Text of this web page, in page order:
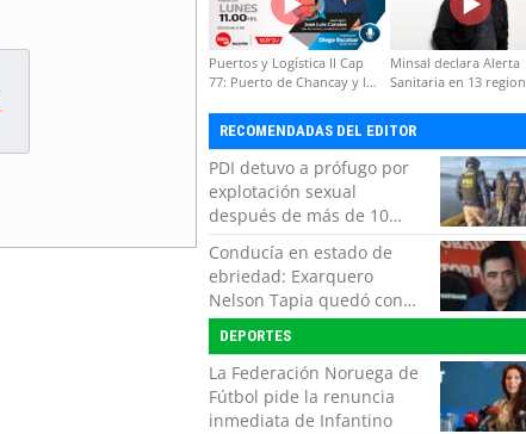
Puertos y Logística II Cap
77: Puerto de Chancay y la
Minsal declara Alerta
Sanitaria en 13
RECOMENDADAS DEL EDITOR
PDI detuvo a prófugo por
explotación sexual
después de más de 10
horas de navegación en la
zona austral
Conducía en estado de
ebriedad: Exarquero
Nelson Tapia quedó con
lesiones graves tras
accidente vehicular
DEPORTES
La Federación Noruega de
Fútbol pide la renuncia
inmediata de Infantino